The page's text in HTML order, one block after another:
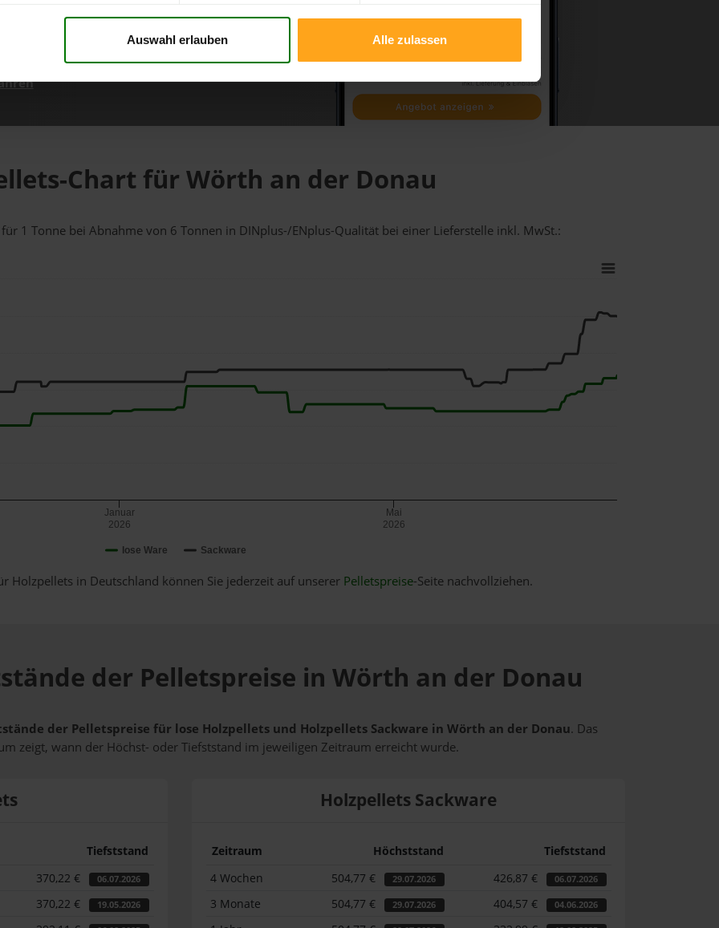
Auswahl erlauben Alle zulassen
Chart für Wörth an der Donau
1 Tonne bei Abnahmevon 6 Tonnen in DINplus-/ENplus-Qualität bei einer Lieferstelle inkl. MwSt.:
lose Ware Sackware
Januar
2026
Mai
2026
Holzpellets in Deutschland können Sie jederzeit auf unserer Pelletspreise-Seite nachvollziehen.
der Pelletspreise in Wörth an der Donau
der Pelletspreise für lose Holzpellets und Holzpellets Sackware in Wörth an der Donau. Das
zeigt, wann der Höchst- oder Tiefststand im jeweiligen Zeitraum erreicht wurde.
Tiefststand
370,22 € 06.07.2026
370,22 € 19.05.2026
Holzpellets Sackware
Zeitraum Höchststand
Tiefststand
4 Wochen
504,77 € 29.07.2026 426,87 € 06.07.2026
3 Monate 504,77 € 29.07.2026 404,57 € 04.06.2026